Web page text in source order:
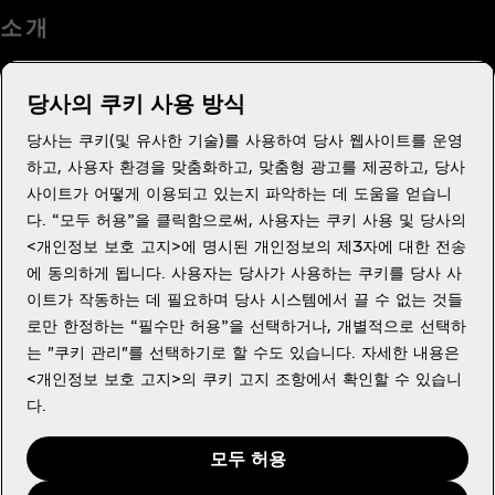
소 개
도움이 필요하세요?
법적고지
Youtube
당사의 쿠키 사용 방식
당사는 쿠키(및 유사한 기술)를 사용하여 당사 웹사이트를 운영
하고, 사용자 환경을 맞춤화하고, 맞춤형 광고를 제공하고, 당사
사이트가 어떻게 이용되고 있는지 파악하는 데 도움을 얻습니
다. “모두 허용”을 클릭함으로써, 사용자는 쿠키 사용 및 당사의
<개인정보 보호 고지>에 명시된 개인정보의 제3자에 대한 전송
에 동의하게 됩니다. 사용자는 당사가 사용하는 쿠키를 당사 사
이트가 작동하는 데 필요하며 당사 시스템에서 끌 수 없는 것들
로만 한정하는 “필수만 허용”을 선택하거나, 개별적으로 선택하
는 "쿠키 관리"를 선택하기로 할 수도 있습니다. 자세한 내용은
<개인정보 보호 고지>의 쿠키 고지 조항에서 확인할 수 있습니
다.
모두 허용